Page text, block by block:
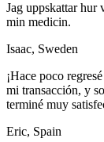
Jag uppskattar hur
min medicin.
Isaac, Sweden
¡Hace poco
mi transacción, y
terminé muy
Eric, Spain